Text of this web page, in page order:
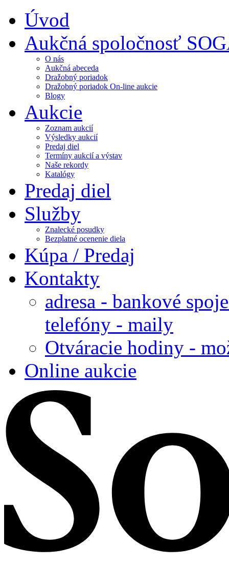
Úvod
Aukčná spoločnosť
O nás
Aukčná abeceda
Dražobný poriadok
Dražobný poriadok On-line aukcie
Blogy
Aukcie
Zoznam aukcií
Výsledky aukcií
Predaj diel
Termíny aukcií a výstav
Naše rekordy
Katalógy
Predaj diel
Služby
Znalecké posudky
Bezplatné ocenenie diela
Kúpa / Predaj
Kontakty
adresa - bankové
telefóny - maily
Otváracie hodiny -
Online aukcie